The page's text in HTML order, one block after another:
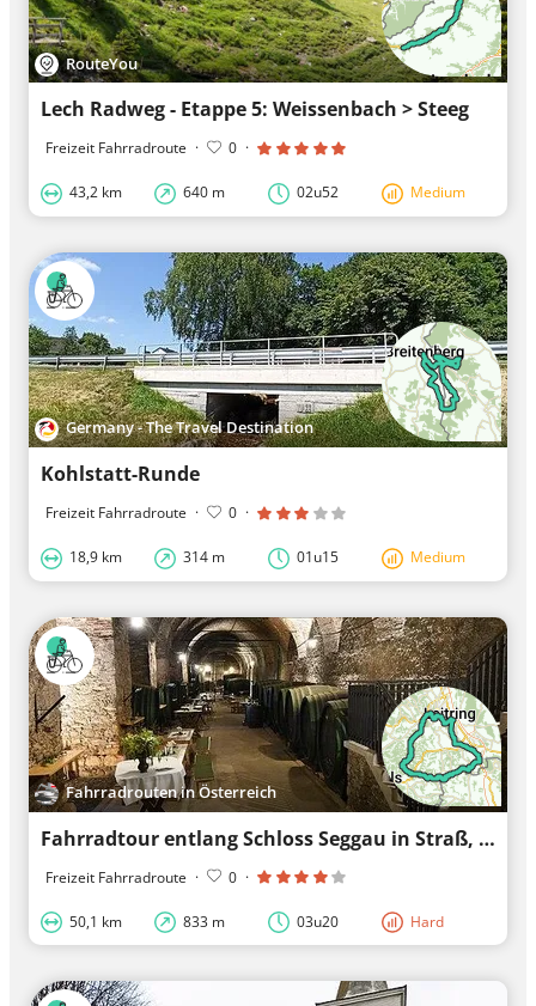
RouteYou
Lech Radweg - Etappe 5: Weissenbach > Steeg
Freizeit Fahrradroute · 0 ·
43,2 km 640 m 02u52 Medium
Germany - The Travel Destination
Kohlstatt-Runde
Freizeit Fahrradroute · 0 ·
18,9 km 314 m 01u15 Medium
Fahrradrouten in Österreich
Fahrradtour entlang Schloss Seggau in Straß, Steiermark.
Freizeit Fahrradroute · 0 ·
50,1 km 833 m 03u20 Hard